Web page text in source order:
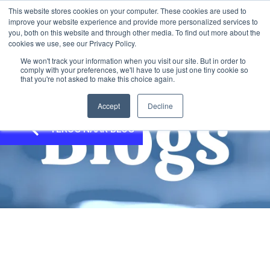
This website stores cookies on your computer. These cookies are used to
improve your website experience and provide more personalized services to
you, both on this website and through other media. To find out more about the
cookies we use, see our Privacy Policy.
We won't track your information when you visit our site. But in order to
comply with your preferences, we'll have to use just one tiny cookie so
that you're not asked to make this choice again.
Accept Decline
TERUG NAAR BLOG